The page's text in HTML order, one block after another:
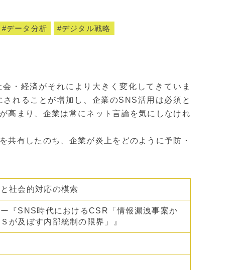
データ分析
デジタル戦略
・経済がそれにより大きく変化してきていま
れることが増加し、企業のSNS活用は必須と
高まり、企業は常にネット言論を気にしなけれ
共有したのち、企業が炎上をどのように予防・
社会的対応の模索
『SNS時代におけるCSR「情報漏洩事案か
が及ぼす内部統制の限界」』